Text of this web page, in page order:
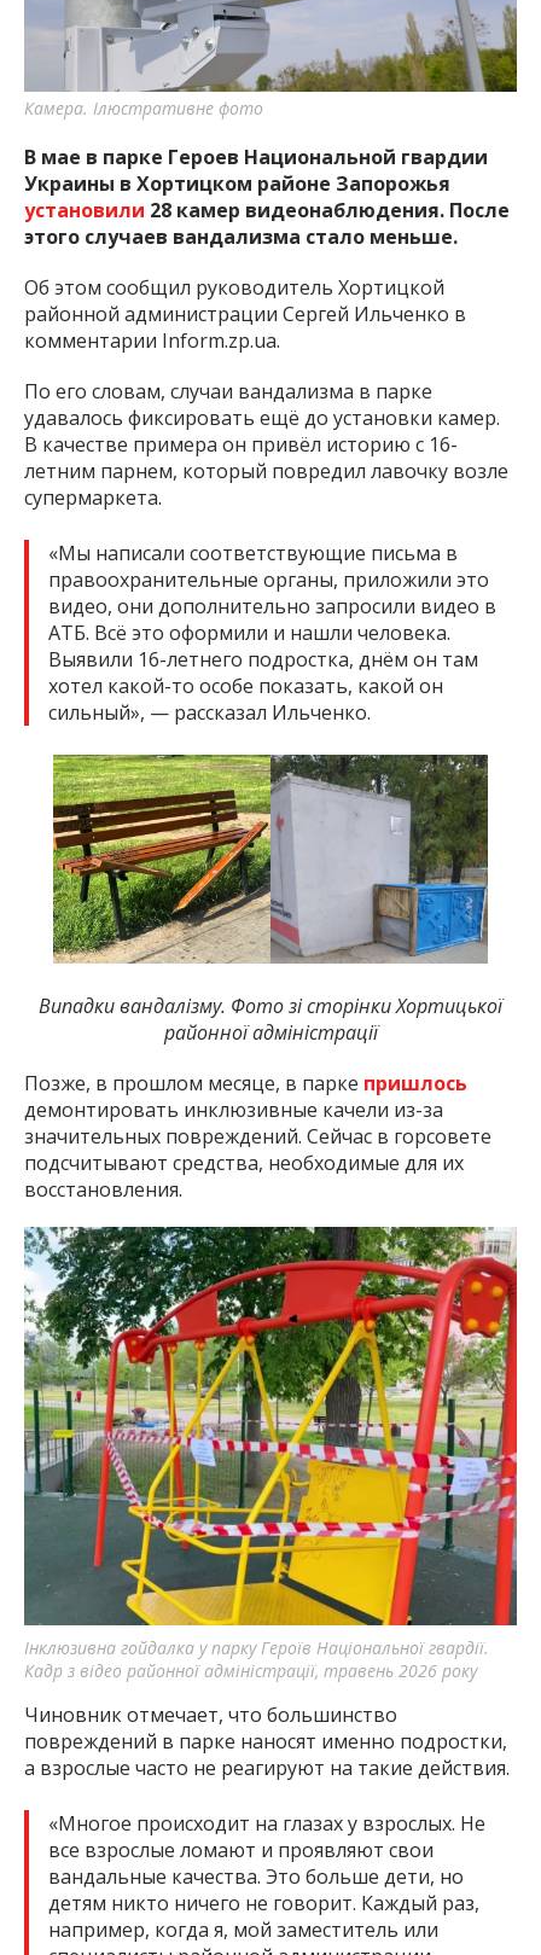
важную информацию о событиях
города Запорожья и области.
Камера. Ілюстративне фото
В мае в парке Героев Национальной гвардии
Украины в Хортицком районе Запорожья
установили 28 камер видеонаблюдения. После
этого случаев вандализма стало меньше.
Об этом сообщил руководитель Хортицкой
районной администрации Сергей Ильченко в
комментарии Inform.zp.ua.
По его словам, случаи вандализма в парке
удавалось фиксировать ещё до установки камер.
В качестве примера он привёл историю с 16-
летним парнем, который повредил лавочку возле
супермаркета.
«Мы написали соответствующие письма в
правоохранительные органы, приложили это
видео, они дополнительно запросили видео в
АТБ. Всё это оформили и нашли человека.
Выявили 16-летнего подростка, днём он там
хотел какой-то особе показать, какой он
сильный», — рассказал Ильченко.
Випадки вандалізму. Фото зі сторінки Хортицької
районної адміністрації
Позже, в прошлом месяце, в парке пришлось
демонтировать инклюзивные качели из-за
значительных повреждений. Сейчас в горсовете
подсчитывают средства, необходимые для их
восстановления.
Інклюзивна гойдалка у парку Героїв Національної гвардії.
Кадр з відео районної адміністрації, травень 2026 року
Чиновник отмечает, что большинство
повреждений в парке наносят именно подростки,
а взрослые часто не реагируют на такие действия.
«Многое происходит на глазах у взрослых. Не
все взрослые ломают и проявляют свои
вандальные качества. Это больше дети, но
детям никто ничего не говорит. Каждый раз,
например, когда я, мой заместитель или